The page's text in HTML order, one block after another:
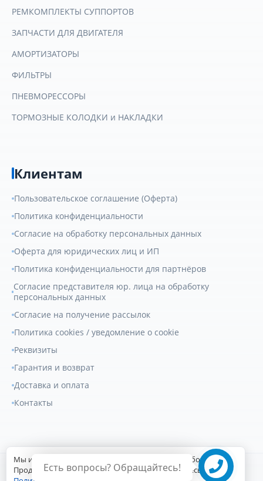
Есть вопросы? Обращайтесь!
РЕМКОМПЛЕКТЫ СУППОРТОВ
ЗАПЧАСТИ ДЛЯ ДВИГАТЕЛЯ
АМОРТИЗАТОРЫ
ФИЛЬТРЫ
ПНЕВМОРЕССОРЫ
ТОРМОЗНЫЕ КОЛОДКИ и НАКЛАДКИ
Клиентам
Пользовательское соглашение (Оферта)
Политика конфиденциальности
Согласие на обработку персональных данных
Оферта для юридических лиц и ИП
Политика конфиденциальности для партнёров
Согласие представителя юр. лица на обработку
персональных данных
Согласие на получение рассылок
Политика cookies / уведомление о cookie
Реквизиты
Гарантия и возврат
Доставка и оплата
Контакты
© 2007-2026Геркулес Трак. Все права защищены.
Мы используем файлы cookie для улучшения работы сайта.
Продолжая пользоваться сайтом, вы соглашаетесь с